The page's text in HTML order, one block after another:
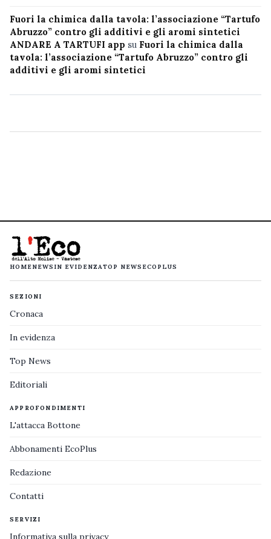
Fuori la chimica dalla tavola: l’associazione “Tartufo
Abruzzo” contro gli additivi e gli aromi sintetici
ANDARE A TARTUFI app su Fuori la chimica dalla
tavola: l’associazione “Tartufo Abruzzo” contro gli
additivi e gli aromi sintetici
HOMENEWS IN EVIDENZATOP NEWS ECOPLUS
SEZIONI
Cronaca
In evidenza
Top News
Editoriali
APPROFONDIMENTI
L'attacca Bottone
Abbonamenti EcoPlus
Redazione
Contatti
SERVIZI
Informativa sulla privacy